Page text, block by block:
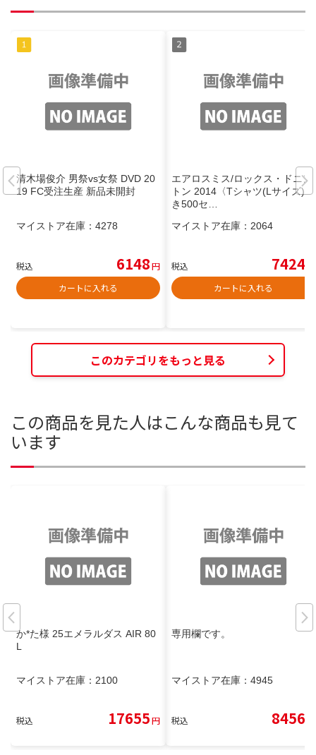
清木場俊介 男祭vs女祭 DVD 20
19 FC受注生産 新品未開封
マイストア在庫： 4278
税込 6148円
カートに入れる
エアロスミス/ロックス・ドニン
トン 2014〈Tシャツ(Lサイズ)付
き500セ…
マイストア在庫： 2064
税込 7424
カートに入れる
このカテゴリをもっと見る
この商品を見た人はこんな商品も見て
います
か*た様 25エメラルダス AIR 80
L
マイストア在庫： 2100
税込 17655円
専用欄です。
マイストア在庫： 4945
税込 8456